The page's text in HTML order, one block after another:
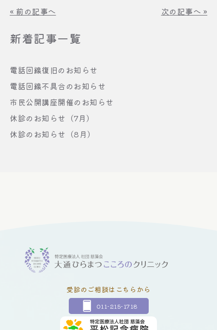
« 前の記事へ 次の記事へ »
新着記事一覧
電話回線復旧のお知らせ
電話回線不具合のお知らせ
市民公開講座開催のお知らせ
休診のお知らせ（7月）
休診のお知らせ（8月）
受診のご相談はこちらから
011-215-1718